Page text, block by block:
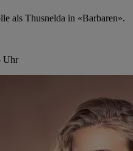
als Thusnelda in «Barbaren».
Uhr